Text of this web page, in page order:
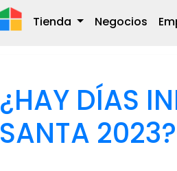
Tienda Negocios
¿HAY DÍAS
SANTA 2023?